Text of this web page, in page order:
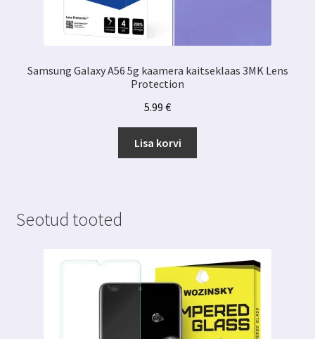
Samsung Galaxy A56 5g kaamera kaitseklaas 3MK Lens
Protection
5.99 €
Lisa korvi
Seotud tooted